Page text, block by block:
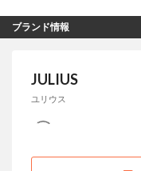
ブランド情報
JULIUS
ユリウス